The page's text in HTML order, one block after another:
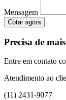
Mensagem
Cotar agora
Precisa de
Entre em contato
Atendimento ao
(11) 2431-9077